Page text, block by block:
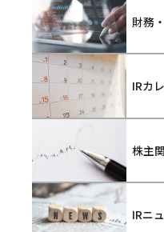
財務
IRカ
株主
IRニ